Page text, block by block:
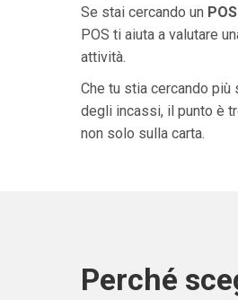
Se stai cercando un
POS ti aiuta a valutare
attività.
Che tu stia cercando
degli incassi, il punto è
non solo sulla carta.
Perché